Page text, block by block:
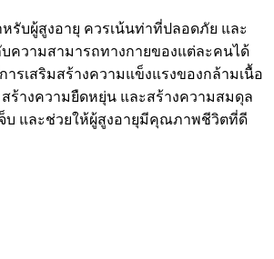
รับผู้สูงอายุ ควรเน้นท่าที่ปลอดภัย และ
ความสามารถทางกายของแต่ละคนได้
รเสริมสร้างความแข็งแรงของกล้ามเนื้อ
ร้างความยืดหยุ่น และสร้างความสมดุล
จ็บ และช่วยให้ผู้สูงอายุมีคุณภาพชีวิตที่ดี